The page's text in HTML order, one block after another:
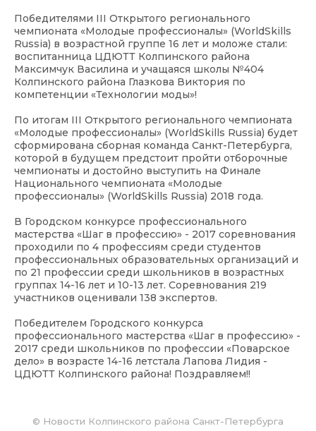
Победителями III Открытого регионального
чемпионата «Молодые профессионалы» (WorldSkills
Russia) в возрастной группе 16 лет и моложе стали:
воспитанница ЦДЮТТ Колпинского района
Максимчук Василина и учащаяся школы №404
Колпинского района Глазкова Виктория по
компетенции «Технологии моды»!
По итогам III Открытого регионального чемпионата
«Молодые профессионалы» (WorldSkills Russia) будет
сформирована сборная команда Санкт-Петербурга,
которой в будущем предстоит пройти отборочные
чемпионаты и достойно выступить на Финале
Национального чемпионата «Молодые
профессионалы» (WorldSkills Russia) 2018 года.
В Городском конкурсе профессионального
мастерства «Шаг в профессию» - 2017 соревнования
проходили по 4 профессиям среди студентов
профессиональных образовательных организаций и
по 21 профессии среди школьников в возрастных
группах 14-16 лет и 10-13 лет. Соревнования 219
участников оценивали 138 экспертов.
Победителем Городского конкурса
профессионального мастерства «Шаг в профессию» -
2017 среди школьников по профессии «Поварское
дело» в возрасте 14-16 летстала Лапова Лидия -
ЦДЮТТ Колпинского района! Поздравляем!!
© Новости Колпинского района Санкт-Петербурга